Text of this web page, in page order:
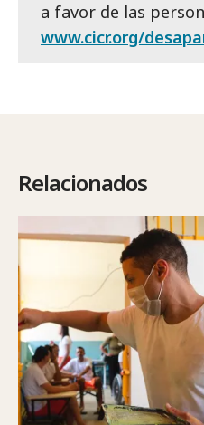
a favor de las
www.cicr.org/
Relacionados